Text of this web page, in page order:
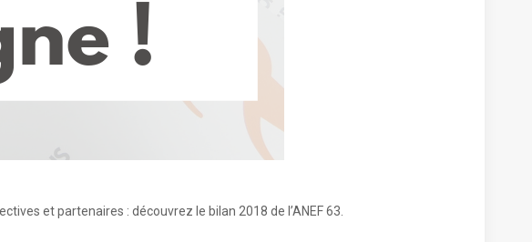
et partenaires : découvrez le bilan 2018 de l’ANEF 63.